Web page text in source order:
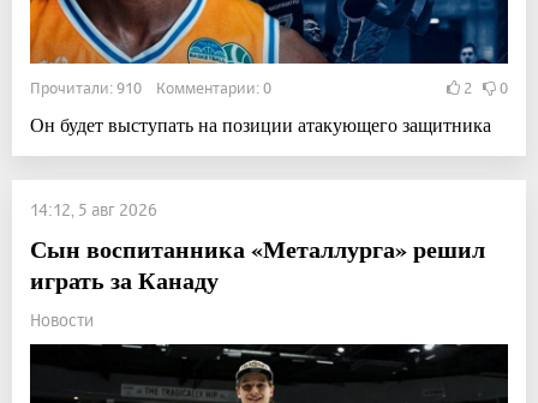
Прочитали: 910 Комментарии: 0 2 0
Он будет выступать на позиции атакующего защитника
14:12, 5 авг 2026
Сын воспитанника «Металлурга» решил
играть за Канаду
Новости